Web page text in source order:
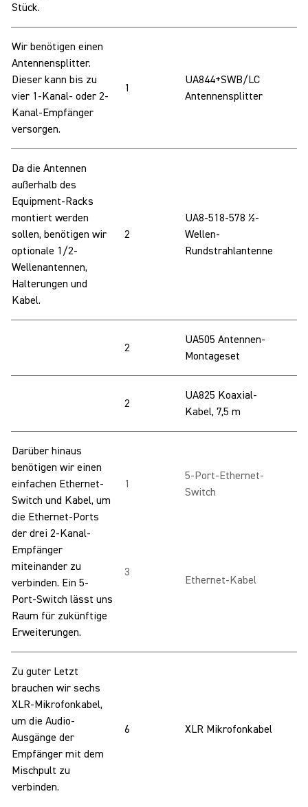
Stück.
Wir benötigen einen
Antennensplitter.
Dieser kann bis zu
vier 1-Kanal- oder 2-
Kanal-Empfänger
versorgen.
1
UA844+SWB/LC
Antennensplitter
Da die Antennen
außerhalb des
Equipment-Racks
montiert werden
sollen, benötigen wir
optionale 1/2-
Wellenantennen,
Halterungen und
Kabel.
2
UA8-518-578 ½-
Wellen-
Rundstrahlantenne
2
UA505 Antennen-
Montageset
2
UA825 Koaxial-
Kabel, 7,5 m
Darüber hinaus
benötigen wir einen
einfachen Ethernet-
Switch und Kabel, um
die Ethernet-Ports
der drei 2-Kanal-
Empfänger
miteinander zu
verbinden. Ein 5-
Port-Switch lässt uns
Raum für zukünftige
Erweiterungen.
1
3
5-Port-Ethernet-
Switch
Ethernet-Kabel
Zu guter Letzt
brauchen wir sechs
XLR-Mikrofonkabel,
um die Audio-
Ausgänge der
Empfänger mit dem
Mischpult zu
verbinden.
6 XLR Mikrofonkabel